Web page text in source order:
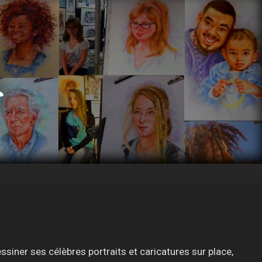
ses célèbres portraits et caricatures sur place,